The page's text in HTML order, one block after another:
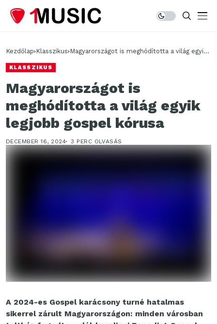
Kezdőlap Klasszikus Magyarországot is meghódította a világ egyik
KLASSZIKUS
Magyarországot is
meghódította a világ egyik
legjobb gospel kórusa
DECEMBER 16, 2024 3 PERC OLVASÁS
A 2024-es Gospel karácsony turné hatalmas
sikerrel zárult Magyarországon: minden városban